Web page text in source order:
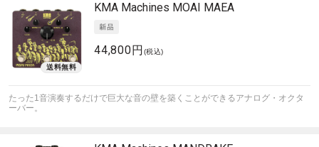
KMA Machines MOAI MAEA
44,800円 (税込)
たった1音演奏するだけで巨大な音の壁を築くことができるアナログ・オクタ
ーバー。